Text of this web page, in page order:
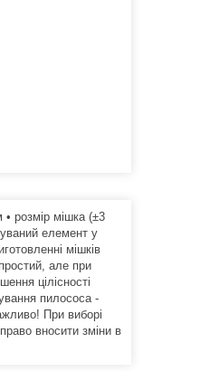
розмір мішка (±3
елемент у
мішків
але при
цілісності
пилососа -
При виборі
вносити зміни в